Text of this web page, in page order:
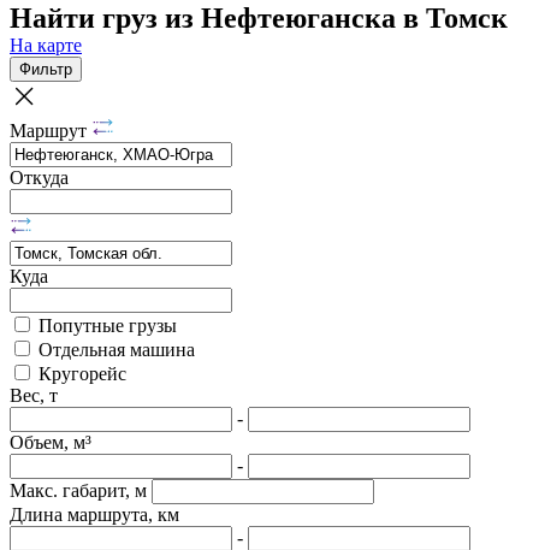
Найти груз из Нефтеюганска в Томск
На карте
Фильтр
Маршрут
Откуда
Куда
Попутные грузы
Отдельная машина
Кругорейс
Вес, т
-
Объем, м³
-
Макс. габарит, м
Длина маршрута, км
-